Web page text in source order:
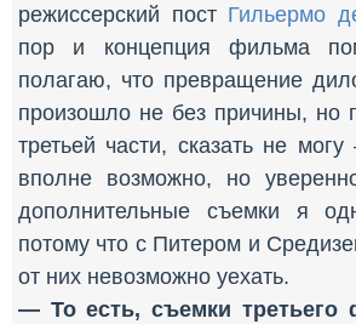
режиссерский пост Гильермо
пор и концепция фильма
полагаю, что превращение
произошло не без причины, но
третьей части, сказать не
вполне возможно, но
дополнительные съемки я
потому что с Питером и
от них невозможно уехать.
— То есть, съемки